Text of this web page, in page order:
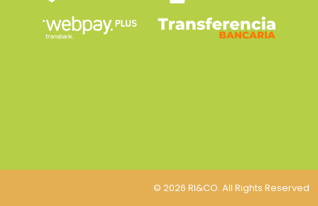
© 2026 RI&CO. All Rights Reserved